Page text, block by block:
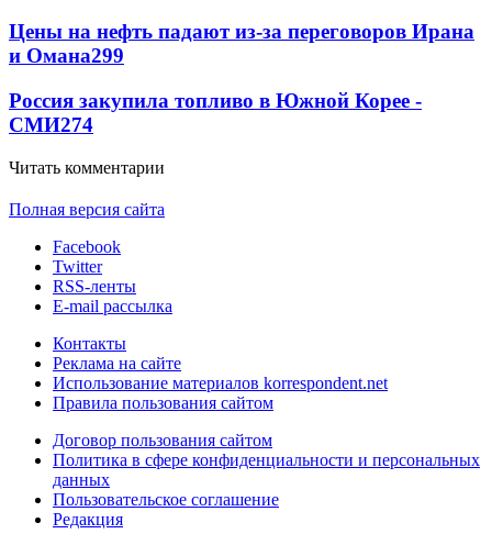
Цены на нефть падают из-за переговоров Ирана
и Омана299
Россия закупила топливо в Южной Корее -
СМИ274
Читать комментарии
Полная версия сайта
Facebook
Twitter
RSS-ленты
E-mail рассылка
Контакты
Реклама на сайте
Использование материалов korrespondent.net
Правила пользования сайтом
Договор пользования сайтом
Политика в сфере конфиденциальности и персональных
данных
Пользовательское соглашение
Редакция